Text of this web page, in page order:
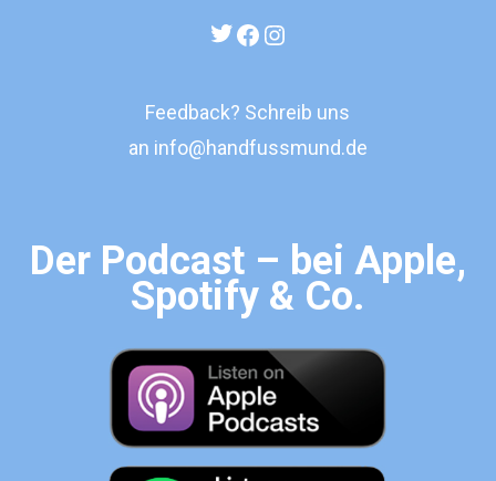
Twitter
Facebook
Feedback? Schreib uns
an info@handfussmund.de
Der Podcast – bei Apple,
Spotify & Co.